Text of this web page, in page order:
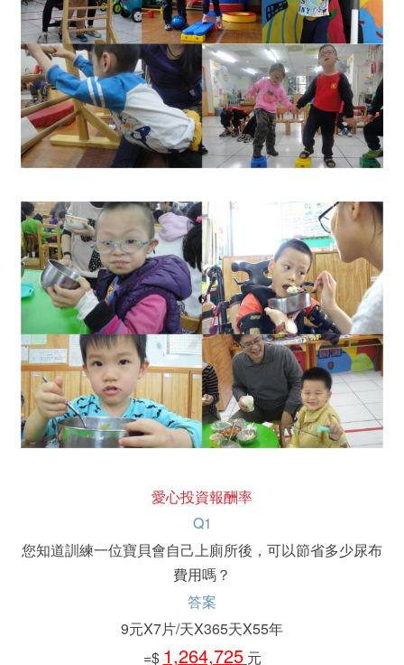
愛心投資報酬率
Q1
您知道訓練一位寶貝會自己上廁所後，可以節省多少尿布
費用嗎？
答案
9元X7片/天X365天X55年
=$ 1,264,725 元